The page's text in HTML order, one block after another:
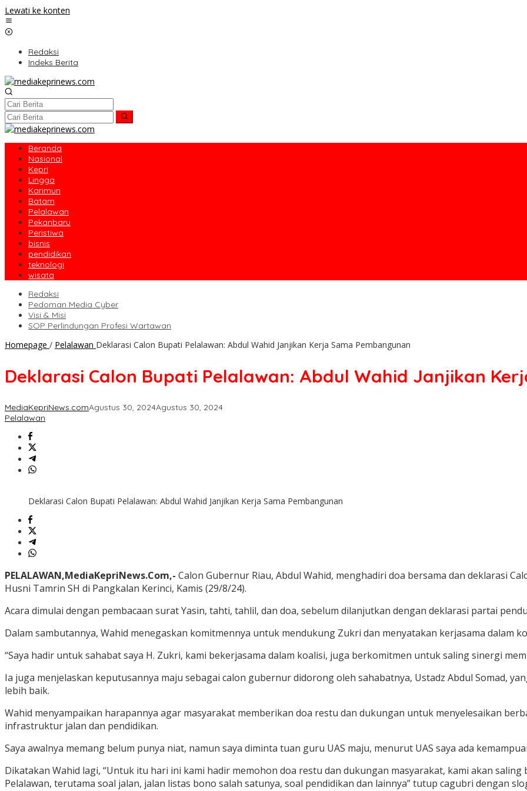
Lewati ke konten
Redaksi
Indeks Berita
Beranda
Nasional
Kepri
Lingga
Karimun
Batam
Pelalawan
Pekanbaru
Peristiwa
bisnis
pendidikan
teknologi
wisata
Redaksi
Pedoman Media Cyber
Visi & Misi
SOP Perlindungan Profesi Wartawan
Homepage / Pelalawan Deklarasi Calon Bupati Pelalawan: Abdul Wahid Janjikan Kerja Sama Pembangunan
Deklarasi Calon Bupati Pelalawan: Abdul Wahid Janjikan
MediaKepriNews.comAgustus 30, 2024Agustus 30, 2024
Pelalawan
Deklarasi Calon Bupati Pelalawan: Abdul Wahid Janjikan Kerja Sama Pembangunan
PELALAWAN,MediaKepriNews.Com,- Calon Gubernur Riau, Abdul Wahid, menghadiri doa bersama dan deklarasi
Husni Tamrin SH di Pangkalan Kerinci, Kamis (29/8/24).
Acara dimulai dengan pembacaan surat Yasin, tahti, tahlil, dan doa, sebelum dilanjutkan dengan deklarasi partai
Dalam sambutannya, Wahid menegaskan komitmennya untuk mendukung Zukri dan menyatakan kerjasama dalam
“Saya hadir untuk sahabat saya H. Zukri, kami bekerjasama dalam koalisi, juga berkomitmen untuk saling sinergi
Ia juga menjelaskan keputusannya maju sebagai calon gubernur didorong oleh sahabatnya, Ustadz Abdul Somad,
lebih baik.
Wahid menyampaikan harapannya agar masyarakat memberikan doa restu dan dukungan untuk menyelesaikan
infrastruktur jalan dan pendidikan.
Saya awalnya memang belum punya niat, namun saya diminta tuan guru UAS maju, menurut UAS saya ada
Dikatakan Wahid lagi, “Untuk itu hari ini kami hadir memohon doa restu dan dukungan masyarakat, kami akan
Pelalawan, terutama soal jalan, jalan listas bono salah satunya, soal pendidikan dan lainnya” tutup cagubri dengan